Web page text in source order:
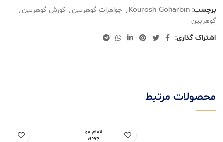
برچسب: Kourosh Goharbin
, جواهرات گوهربین, کورش گوهربین,
گوهربین
اشتراک گذاری:
محصولات مرتبط
اتمام مو
جودی